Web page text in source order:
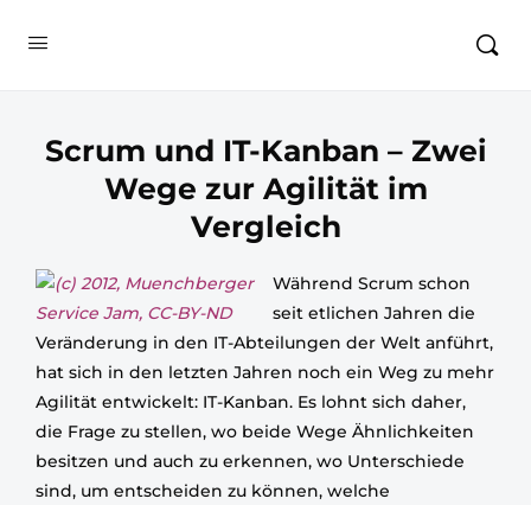
Scrum und IT-Kanban – Zwei
Wege zur Agilität im
Vergleich
Während Scrum schon
seit etlichen Jahren die
Veränderung in den IT-Abteilungen der Welt anführt,
hat sich in den letzten Jahren noch ein Weg zu mehr
Agilität entwickelt: IT-Kanban. Es lohnt sich daher,
die Frage zu stellen, wo beide Wege Ähnlichkeiten
besitzen und auch zu erkennen, wo Unterschiede
sind, um entscheiden zu können, welche